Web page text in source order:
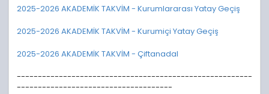
2025-2026 AKADEMİK TAKVİM - Kurumlararası Yatay Geçiş
2025-2026 AKADEMİK TAKVİM - Kurumiçi Yatay Geçiş
2025-2026 AKADEMİK TAKVİM - Çiftanadal
--------------------------------------------------------
-------------------------------------